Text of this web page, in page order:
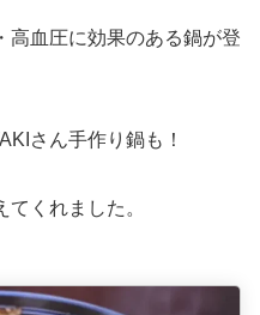
高血圧に効果のある鍋が登
さん手作り鍋も！
くれました。